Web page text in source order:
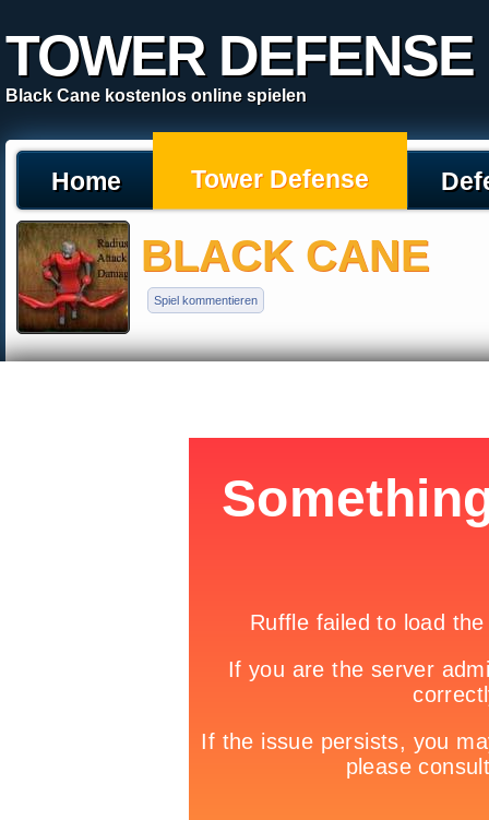
TOWER DEFENSE
Black Cane kostenlos online spielen
Home Tower Defense
BLACK CANE
Spiel kommentieren